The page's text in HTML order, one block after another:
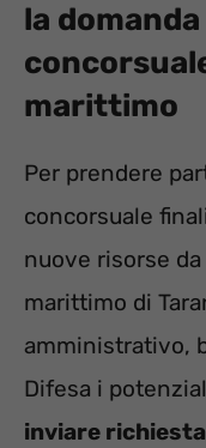
la
marittimo
Per prendere
concorsuale
nuove risorse
marittimo di
amministrativo,
Difesa i
inviare